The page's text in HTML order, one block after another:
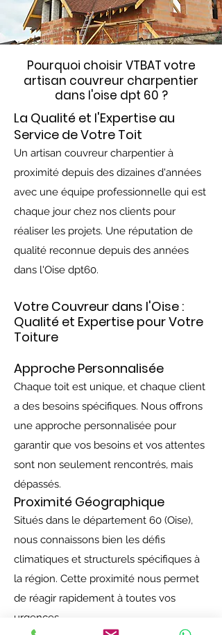
Pourquoi choisir VTBATvotre
artisan couvreur charpentier
dans l'oise dpt 60 ?
La Qualité et l'Expertise au
Service de Votre Toit
Un artisan couvreur charpentier à
proximité depuis des dizaines d'années
avec une équipe professionnelle qui est
chaque jour chez nos clients pour
réaliser les projets. Une réputation de
qualité reconnue depuis des années
dans l'Oise dpt60.
Votre Couvreur dans l'Oise :
Qualité et Expertise pour Votre
Toiture
Approche Personnalisée
Chaque toit est unique, et chaque client
a des besoins spécifiques. Nous offrons
une approche personnalisée pour
garantir que vos besoins et vos attentes
sont non seulement rencontrés, mais
dépassés.
Proximité Géographique
Situés dans le département 60 (Oise),
nous connaissons bien les défis
climatiques et structurels spécifiques à
la région. Cette proximité nous permet
de réagir rapidement à toutes vos
urgences.